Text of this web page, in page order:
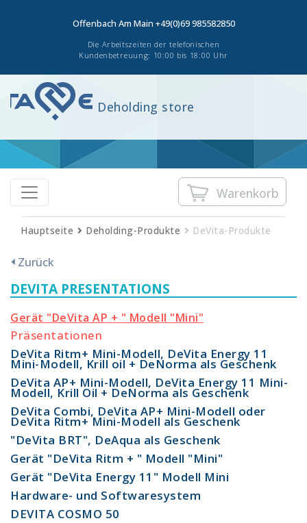
Offenbach Am Main +49(0)69 985582850
Die Arbeitszeiten der telefonischen
Kundenbetreuung: 10:00 bis 18:00 Uhr
Deholding store
Warenkorb
Hauptseite Deholding-Produkte DeVita-Produkte
Zurück
DEVITA PRESENTATIONS
Gerät "DeVita AP + " Modell "Mini"
Präsentationen
DeVita Ritm+ Mini-Modell, DeVita Energy 11
Mini-Modell, Krill oil + DeNorma als Geschenk
DeVita AP+ Mini-Modell, DeVita Energy 11 Mini-
Modell, Krill Oil + DeNorma als Geschenk
DeVita Combi, DeVita AP+ Mini-Modell oder
DeVita Ritm+ Mini-Modell als Geschenk
"DeVita BRT", DeAqua als Geschenk
Gerät "DeVita Ritm + " Modell "Mini"
Gerät "DeVita Energy 11" Modell Mini
Hardware- und Softwaresystem
DEVITA COSMO 50